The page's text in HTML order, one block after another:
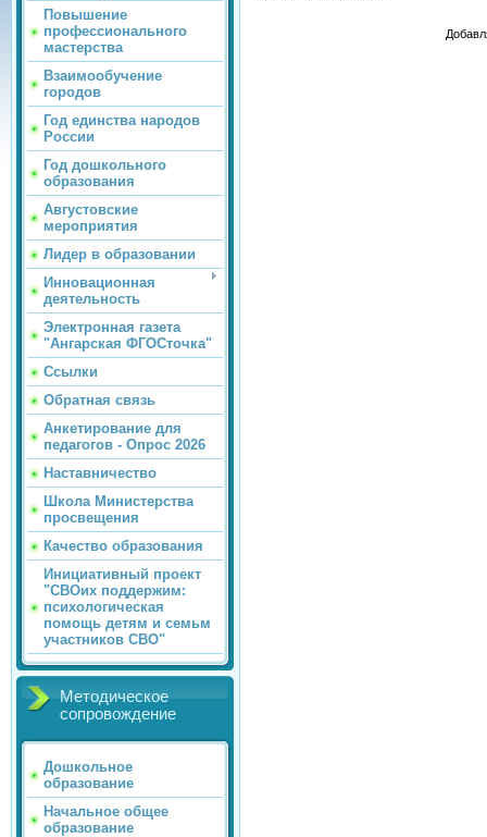
Повышение
профессионального
мастерства
Взаимообучение
городов
Год единства народов
России
Год дошкольного
образования
Августовские
мероприятия
Лидер в образовании
Инновационная
деятельность
Электронная газета
"Ангарская ФГОСточка"
Ссылки
Обратная связь
Анкетирование для
педагогов - Опрос 2026
Наставничество
Школа Министерства
просвещения
Качество образования
Инициативный проект
"СВОих поддержим:
психологическая
помощь детям и семьм
участников СВО"
Методическое
сопровождение
Дошкольное
образование
Начальное общее
образование